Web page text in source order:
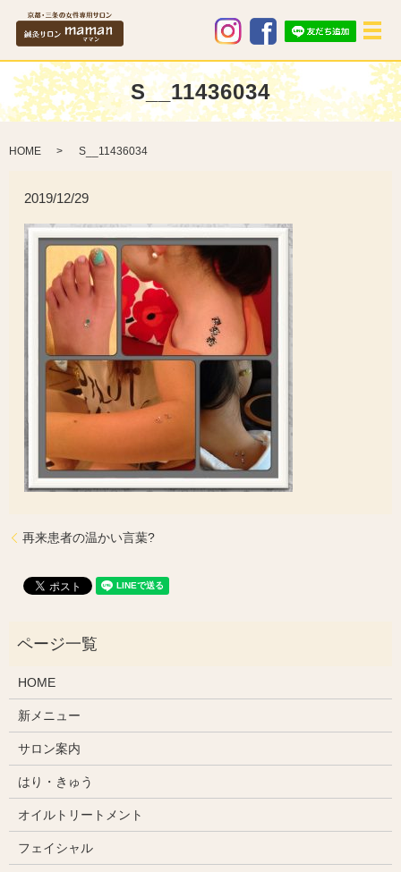
メ
S__11436034
HOME S__11436034
2019/12/29
再来患者の温かい言葉?
HOME
新メニュー
サロン案内
はり・きゅう
オイルトリートメント
フェイシャル